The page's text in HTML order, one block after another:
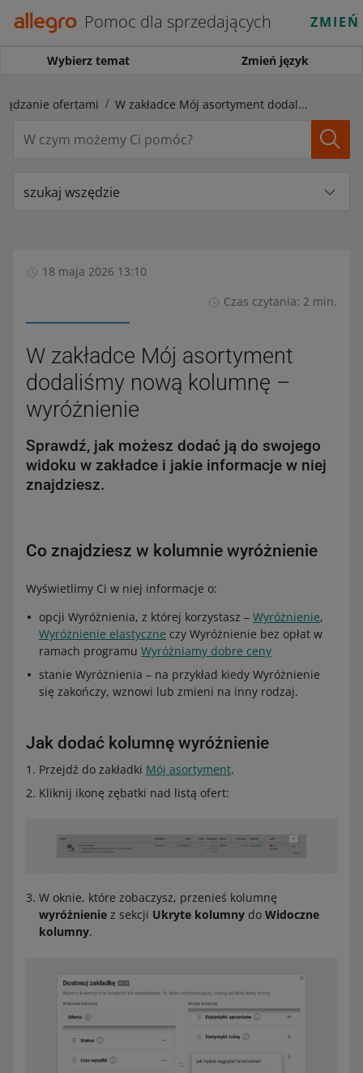
Pomoc dla sprzedających
Wybierz temat Zmień język
ofertami W zakładce Mój asortyment dodaliśmy nową kolumnę – wyróżnienie
szukaj wszędzie
18 maja 2026 13:10
Czas czytania: 2 min.
W zakładce Mój asortyment
dodaliśmy nową kolumnę –
wyróżnienie
Sprawdź, jak możesz dodać ją do swojego
widoku w zakładce i jakie informacje w niej
znajdziesz.
Co znajdziesz w kolumnie wyróżnienie
Wyświetlimy Ci w niej informacje o:
opcji Wyróżnienia, z której korzystasz – Wyróżnienie,
Wyróżnienie elastyczne czy Wyróżnienie bez opłat w
ramach programu Wyróżniamy dobre ceny
stanie Wyróżnienia – na przykład kiedy Wyróżnienie
się zakończy, wznowi lub zmieni na inny rodzaj.
Jak dodać kolumnę wyróżnienie
Przejdź do zakładki Mój asortyment.
Kliknij ikonę zębatki nad listą ofert:
W oknie, które zobaczysz, przenieś kolumnę
wyróżnienie z sekcji Ukryte kolumny do Widoczne
kolumny.